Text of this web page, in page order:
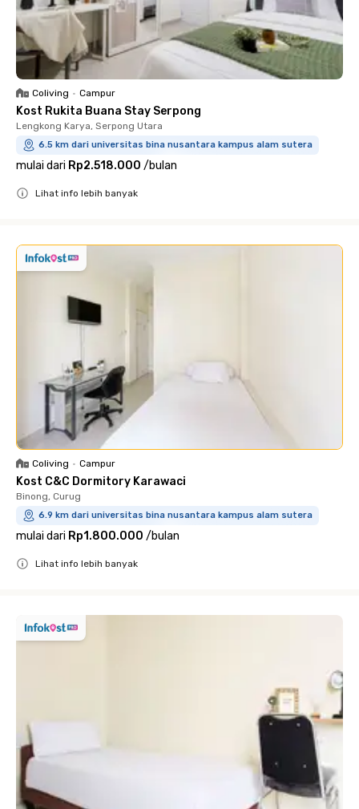
Coliving • Campur
Kost Rukita Buana Stay Serpong
Lengkong Karya, Serpong Utara
6.5 km dari universitas bina nusantara kampus alam sutera
mulai dari Rp2.518.000 /bulan
Lihat info lebih banyak
Coliving • Campur
Kost C&C Dormitory Karawaci
Binong, Curug
6.9 km dari universitas bina nusantara kampus alam sutera
mulai dari Rp1.800.000 /bulan
Lihat info lebih banyak